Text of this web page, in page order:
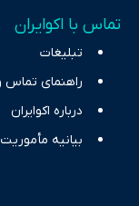
تماس با اکوایران
تبلیغات
راهنمای
درباره اکوایران
بیانیه مأموریت